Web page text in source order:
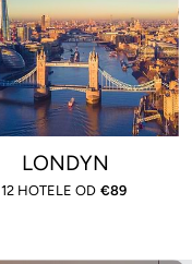
LONDYN
12 HOTELE OD €89